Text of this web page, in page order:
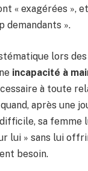
« exagérées »,
demandants ».
lors
incapacité à
à toute
après une
sa femme
lui » sans lui
besoin.